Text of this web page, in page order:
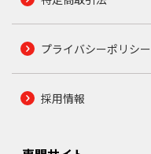
プライバシーポリシー
採用情報